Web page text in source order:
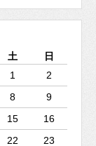
土
日
1
2
8
9
15
16
22
23